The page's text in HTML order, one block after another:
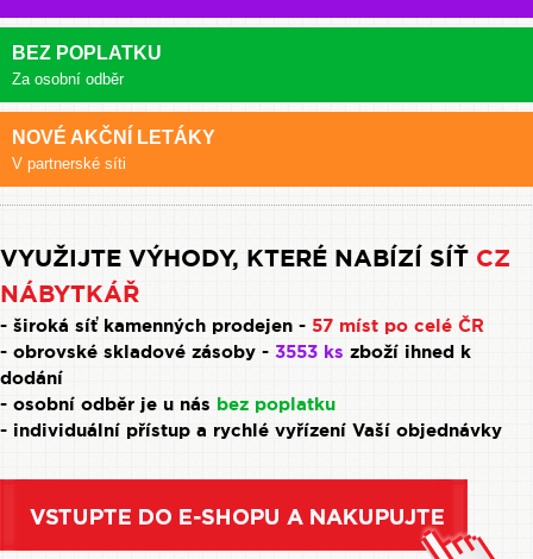
BEZ POPLATKU
Za osobní odběr
NOVÉ AKČNÍ LETÁKY
V partnerské síti
VYUŽIJTE VÝHODY, KTERÉ NABÍZÍ SÍŤ CZ
NÁBYTKÁŘ
- široká síť kamenných prodejen - 57 míst po celé ČR
- obrovské skladové zásoby - 3553 ks zboží ihned k
dodání
- osobní odběr je u nás bez poplatku
- individuální přístup a rychlé vyřízení Vaší objednávky